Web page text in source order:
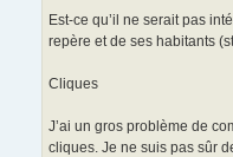
Est-ce qu’il ne serait pas
repère et de ses habitants
Cliques
J’ai un gros problème de
cliques. Je ne suis pas sûr